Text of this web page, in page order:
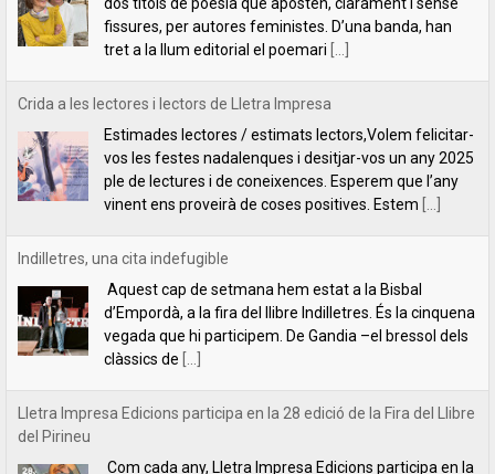
vinent ens proveirà de coses positives. Estem [...]
Indilletres, una cita indefugible
Aquest cap de setmana hem estat a la Bisbal
d’Empordà, a la fira del llibre Indilletres. És la cinquena
vegada que hi participem. De Gandia –el bressol dels
clàssics de[...]
Lletra Impresa Edicions participa en la 28 edició de la Fira del Llibre
del Pirineu
Com cada any, Lletra Impresa Edicions participa en la
Fira del Llibre del Pirineu que se celebra a
l'emblemàtic poble d'Organyà. Enguany, amb una
sèrie de novetats bibliogràfiques que paguen molt la
Un llibre per aprendre a pensar (o a desaprendre-hi)
Un llibre per aprendre a pensar (o a desaprendre-